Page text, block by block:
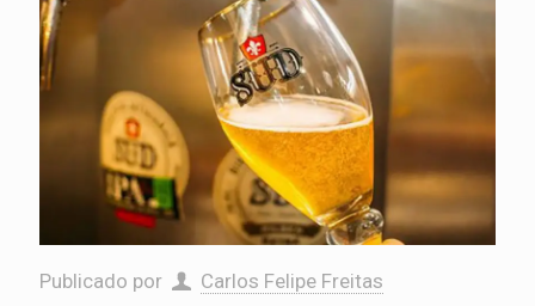
Publicado por Carlos Felipe Freitas